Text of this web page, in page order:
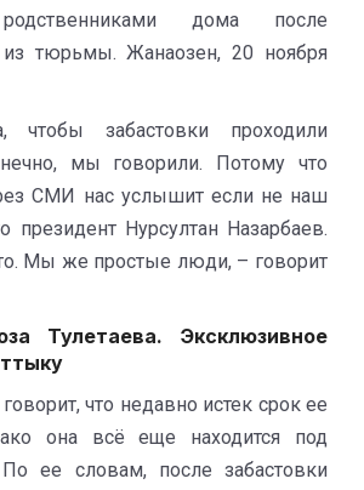
дома после
тюрьмы. Жанаозен, 20 ноября
забастовки проходили
мы говорили. Потому что
СМИ нас услышит если не наш
президент Нурсултан Назарбаев.
Мы же простые люди, – говорит
Тулетаева. Эксклюзивное
что недавно истек срок ее
она всё еще находится под
ее словам, после забастовки